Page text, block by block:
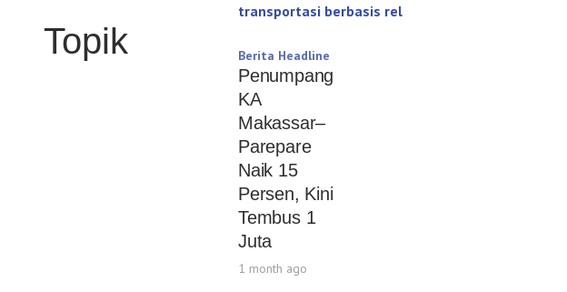
Topik
transportasi berbasis rel
Berita Headline
Penumpang
KA
Makassar–
Parepare
Naik 15
Persen, Kini
Tembus 1
Juta
1 month ago